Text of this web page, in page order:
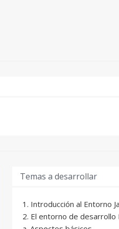
Temas a desarrollar
1. Introducción al Entorno
2. El entorno de desarrollo